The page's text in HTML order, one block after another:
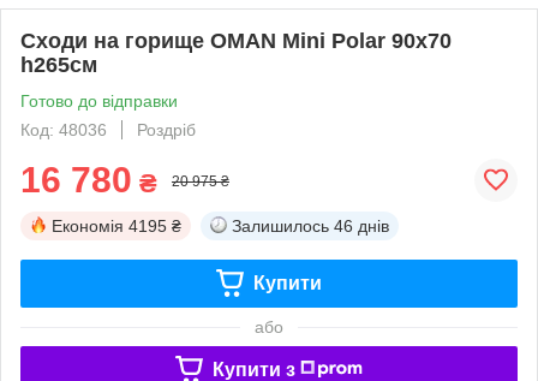
Сходи на горище OMAN Mini Polar 90x70
h265см
Готово до відправки
Код: 48036
Роздріб
16 780 ₴ 20 975 ₴
Економія 4195 ₴ Залишилось 46 днів
Купити
або
Купити з